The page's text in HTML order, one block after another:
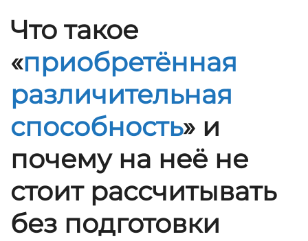
Что такое
«приобретённая
различительная
способность» и
почему на неё не
стоит рассчитывать
без подготовки